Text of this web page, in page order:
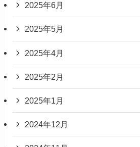
2025年6月
2025年5月
2025年4月
2025年2月
2025年1月
2024年12月